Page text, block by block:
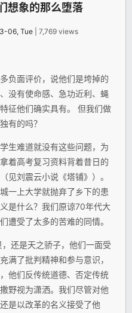
想象的那么堕落
06, Tue | 7,769 views
负面评价，说他们是垮掉的
没有使命感、急功近利、蝇
征他们确实具有。 但我们做
有的吗？
生难道就没有这些问题，为
着高考复习资料背着昔日的
见刘震云小说《塔铺》）。
一上大学就抛弃了乡下的患
是什么？我们原谅70年代大
遭受了太多的苦难的同情。
还是天之骄子，他们一面受
满了批判精神和参与意识，
他们反传统道德、否定传统
野视为潇洒。我们尽管对他
是以改革的名义接受了他